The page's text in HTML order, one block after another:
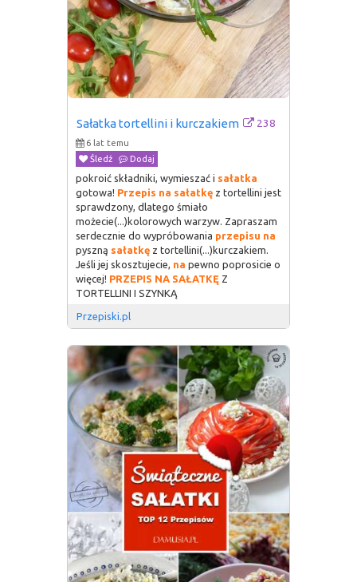
Sałatka tortellini i kurczakiem 238
6 lat temu
Śledź
Dodaj
pokroić składniki, wymieszać i sałatka
gotowa! Przepis na sałatkę z tortellini jest
sprawdzony, dlatego śmiało
możecie(...)kolorowych warzyw. Zapraszam
serdecznie do wypróbowania przepisu na
pyszną sałatkę z tortellini(...)kurczakiem.
Jeśli jej skosztujecie, na pewno poprosicie o
więcej! PRZEPIS NA SAŁATKĘ Z
TORTELLINI I SZYNKĄ
Przepiski.pl